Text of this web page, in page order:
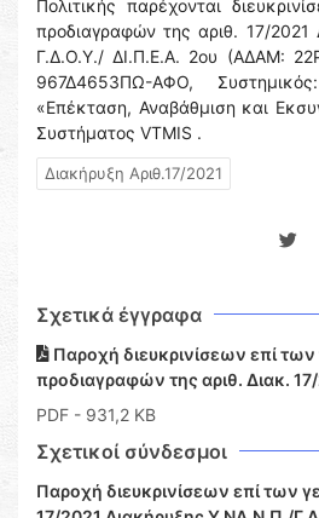
Πολιτικής παρέχονται
προδιαγραφών της αριθ. 17/
Γ.Δ.Ο.Υ./ ΔΙ.Π.Ε.Α. 2ου (ΑΔΑΜ:
967Δ4653ΠΩ-ΑΦΟ,
«Επέκταση, Αναβάθμιση και
Συστήματος VTMIS .
Διακήρυξη Αριθ.17/2021
Σχετικά έγγραφα
Παροχή διευκρινίσεων επί
προδιαγραφών της αριθ. Διακ.
PDF - 931,2 KB
Σχετικοί σύνδεσμοι
Παροχή διευκρινίσεων επί των